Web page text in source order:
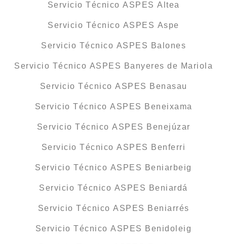
Servicio Técnico ASPES Altea
Servicio Técnico ASPES Aspe
Servicio Técnico ASPES Balones
Servicio Técnico ASPES Banyeres de Mariola
Servicio Técnico ASPES Benasau
Servicio Técnico ASPES Beneixama
Servicio Técnico ASPES Benejúzar
Servicio Técnico ASPES Benferri
Servicio Técnico ASPES Beniarbeig
Servicio Técnico ASPES Beniardá
Servicio Técnico ASPES Beniarrés
Servicio Técnico ASPES Benidoleig